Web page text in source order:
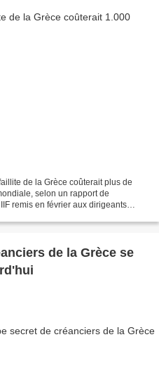
de la Grèce coûterait plus de
selon un rapport de
remis en février aux dirigeants
de la Grèce se